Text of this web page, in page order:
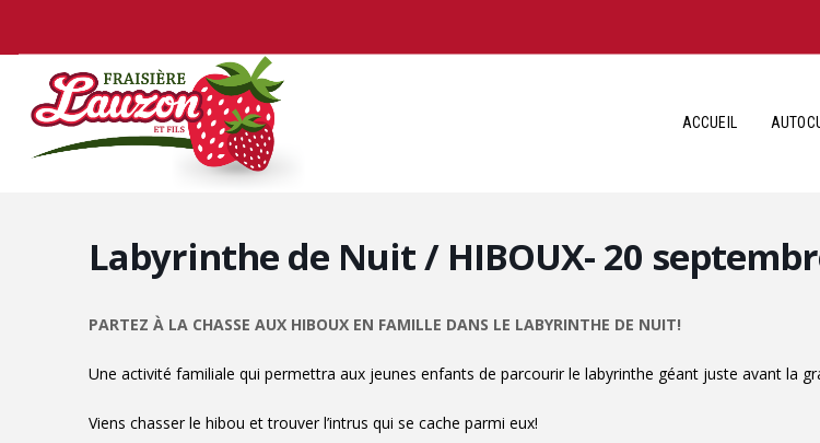
ACCUEIL
Labyrinthe de Nuit / HIBOUX- 20
PARTEZ À LA CHASSE AUX HIBOUX EN FAMILLE DANS LE LABYRINTHE DE NUIT!
Une activité familiale qui permettra aux jeunes enfants de parcourir le labyrinthe géant juste avant la
Viens chasser le hibou et trouver l’intrus qui se cache parmi eux!